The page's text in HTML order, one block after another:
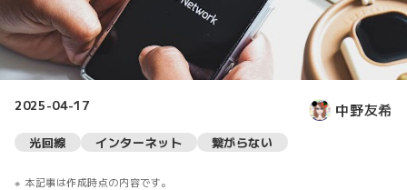
2025-04-17 中野友希
光回線 インターネット 繋がらない
本記事は作成時点の内容です。